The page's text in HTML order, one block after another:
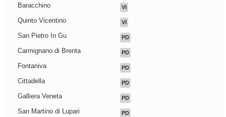
Baracchino VI
Quinto Vicentino VI
San Pietro In Gu PD
Carmignano di Brenta PD
Fontaniva PD
Cittadella PD
Galliera Veneta PD
San Martino di Lupari PD